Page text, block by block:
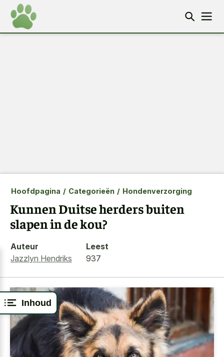
Inhoud
Hoofdpagina / Categorieën / Hondenverzorging
Kunnen Duitse herders buiten
slapen in de kou?
Auteur
Jazzlyn Hendriks
Leest
937